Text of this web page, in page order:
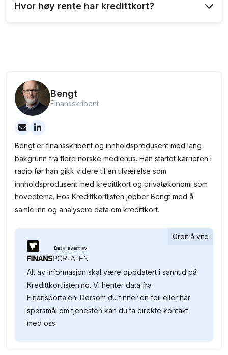
betale minst 3,5 % av utestående saldo. Vi
Hvor høy rente har kredittkort?
Bengt
Finansskribent
Bengt er finansskribent og innholdsprodusent med lang
bakgrunn fra flere norske mediehus. Han startet karrieren i
radio før han gikk videre til en tilværelse som
innholdsprodusent med kredittkort og privatøkonomi som
hovedtema. Hos Kredittkortlisten jobber Bengt med å
samle inn og analysere data om kredittkort.
Greit å vite
Alt av informasjon skal være oppdatert i sanntid på
Kredittkortlisten.no. Vi henter data fra
Finansportalen. Dersom du finner en feil eller har
spørsmål om tjenesten kan du ta direkte kontakt
med oss.